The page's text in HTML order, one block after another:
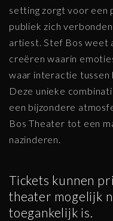
setting zorgt voor een
publiek zich
artiest. Stef Bos weet
creëren waarin
waar interactie tussen
Deze unieke
een bijzondere
Bos Theater tot een
nazinderen.
Tickets kunnen
theater mogelijk
toegankelijk is.